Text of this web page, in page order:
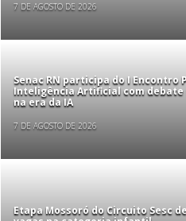
7 DE AGOSTO DE 2026
Senac RN participa do I Encontro
Inteligência Artificial com
na era da IA
7 DE AGOSTO DE 2026
Etapa Mossoró do Circuito Sesc